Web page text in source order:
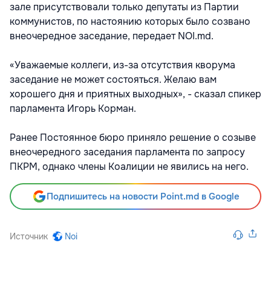
зале присутствовали только депутаты из Партии
коммунистов, по настоянию которых было созвано
внеочередное заседание, передает NOI.md.
«Уважаемые коллеги, из-за отсутствия кворума
заседание не может состояться. Желаю вам
хорошего дня и приятных выходных», - сказал спикер
парламента Игорь Корман.
Ранее Постоянное бюро приняло решение о созыве
внеочередного заседания парламента по запросу
ПКРМ, однако члены Коалиции не явились на него.
Подпишитесь на новости Point.md в Google
Источник Noi